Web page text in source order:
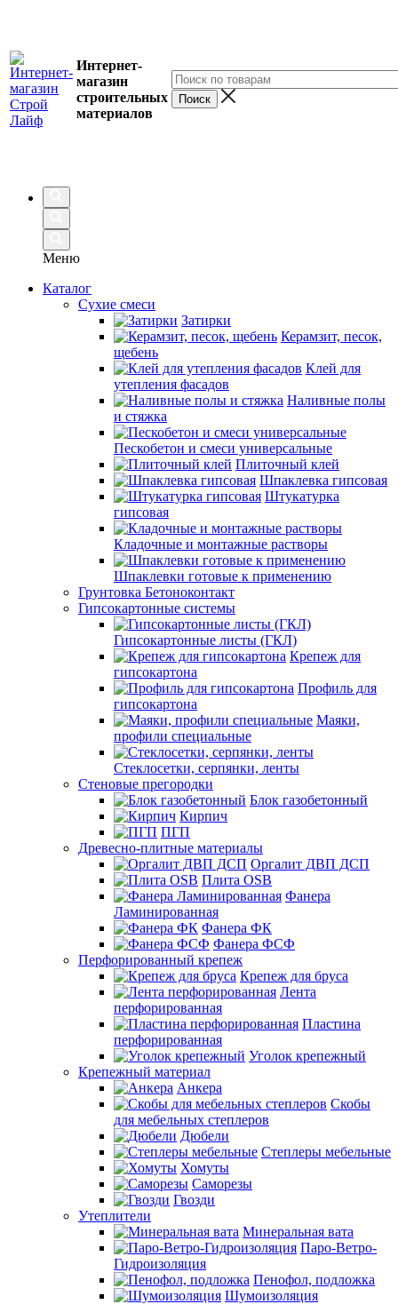
Интернет-
магазин
строительных
материалов
Меню
Каталог
Сухие смеси
Затирки
Керамзит, песок,
щебень
Клей для
утепления фасадов
Наливные полы
и стяжка
Пескобетон и смеси универсальные
Плиточный клей
Шпаклевка гипсовая
Штукатурка
гипсовая
Кладочные и монтажные растворы
Шпаклевки готовые к применению
Грунтовка Бетоноконтакт
Гипсокартонные системы
Гипсокартонные листы (ГКЛ)
Крепеж для
гипсокартона
Профиль для
гипсокартона
Маяки,
профили специальные
Стеклосетки, серпянки, ленты
Стеновые прегородки
Блок газобетонный
Кирпич
ПГП
Древесно-плитные материалы
Оргалит ДВП ДСП
Плита OSB
Фанера
Ламинированная
Фанера ФК
Фанера ФСФ
Перфорированный крепеж
Крепеж для бруса
Лента
перфорированная
Пластина
перфорированная
Уголок крепежный
Крепежный материал
Анкера
Скобы
для мебельных степлеров
Дюбели
Степлеры мебельные
Хомуты
Саморезы
Гвозди
Утеплители
Минеральная вата
Паро-Ветро-
Гидроизоляция
Пенофол, подложка
Шумоизоляция